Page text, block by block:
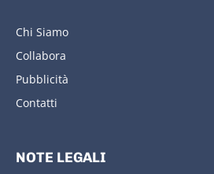
Chi Siamo
Collabora
Pubblicità
Contatti
NOTE LEGALI